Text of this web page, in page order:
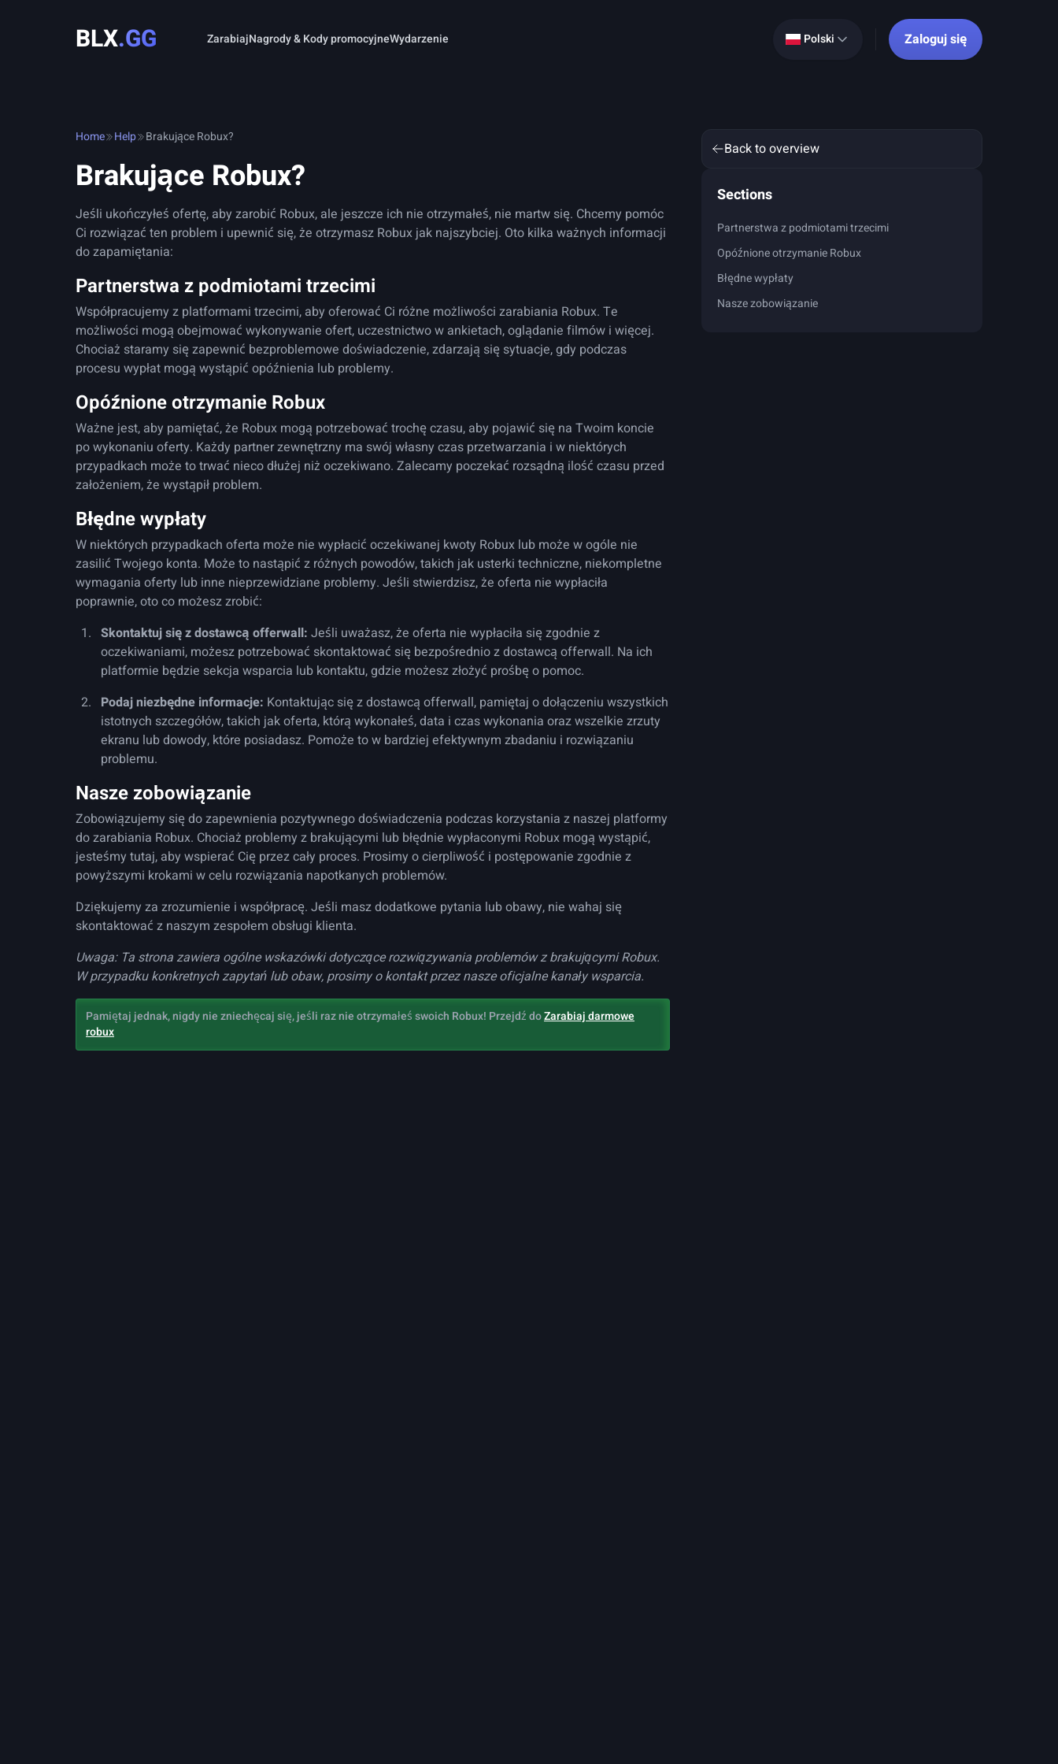
BLX.GG ZarabiajNagrody & Kody promocyjneWydarzenie Polski Zaloguj się
Home Help Brakujące Robux?
Brakujące Robux?
Jeśli ukończyłeś ofertę, aby zarobić Robux, ale jeszcze ich nie otrzymałeś, nie martw się. Chcemy pomóc
Ci rozwiązać ten problem i upewnić się, że otrzymasz Robux jak najszybciej. Oto kilka ważnych informacji
do zapamiętania:
Partnerstwa z podmiotami trzecimi
Współpracujemy z platformami trzecimi, aby oferować Ci różne możliwości zarabiania Robux. Te
możliwości mogą obejmować wykonywanie ofert, uczestnictwo w ankietach, oglądanie filmów i więcej.
Chociaż staramy się zapewnić bezproblemowe doświadczenie, zdarzają się sytuacje, gdy podczas
procesu wypłat mogą wystąpić opóźnienia lub problemy.
Opóźnione otrzymanie Robux
Ważne jest, aby pamiętać, że Robux mogą potrzebować trochę czasu, aby pojawić się na Twoim koncie
po wykonaniu oferty. Każdy partner zewnętrzny ma swój własny czas przetwarzania i w niektórych
przypadkach może to trwać nieco dłużej niż oczekiwano. Zalecamy poczekać rozsądną ilość czasu przed
założeniem, że wystąpił problem.
Błędne wypłaty
W niektórych przypadkach oferta może nie wypłacić oczekiwanej kwoty Robux lub może w ogóle nie
zasilić Twojego konta. Może to nastąpić z różnych powodów, takich jak usterki techniczne, niekompletne
wymagania oferty lub inne nieprzewidziane problemy. Jeśli stwierdzisz, że oferta nie wypłaciła
poprawnie, oto co możesz zrobić:
Skontaktuj się z dostawcą offerwall: Jeśli uważasz, że oferta nie wypłaciła się zgodnie z
oczekiwaniami, możesz potrzebować skontaktować się bezpośrednio z dostawcą offerwall. Na ich
platformie będzie sekcja wsparcia lub kontaktu, gdzie możesz złożyć prośbę o pomoc.
Podaj niezbędne informacje: Kontaktując się z dostawcą offerwall, pamiętaj o dołączeniu wszystkich
istotnych szczegółów, takich jak oferta, którą wykonałeś, data i czas wykonania oraz wszelkie zrzuty
ekranu lub dowody, które posiadasz. Pomoże to w bardziej efektywnym zbadaniu i rozwiązaniu
problemu.
Nasze zobowiązanie
Zobowiązujemy się do zapewnienia pozytywnego doświadczenia podczas korzystania z naszej platformy
do zarabiania Robux. Chociaż problemy z brakującymi lub błędnie wypłaconymi Robux mogą wystąpić,
jesteśmy tutaj, aby wspierać Cię przez cały proces. Prosimy o cierpliwość i postępowanie zgodnie z
powyższymi krokami w celu rozwiązania napotkanych problemów.
Dziękujemy za zrozumienie i współpracę. Jeśli masz dodatkowe pytania lub obawy, nie wahaj się
skontaktować z naszym zespołem obsługi klienta.
Uwaga: Ta strona zawiera ogólne wskazówki dotyczące rozwiązywania problemów z brakującymi Robux.
W przypadku konkretnych zapytań lub obaw, prosimy o kontakt przez nasze oficjalne kanały wsparcia.
Pamiętaj jednak, nigdy nie zniechęcaj się, jeśli raz nie otrzymałeś swoich Robux! Przejdź doZarabiaj darmowe
robux
Back to overview
Sections
Partnerstwa z podmiotami trzecimi
Opóźnione otrzymanie Robux
Błędne wypłaty
Nasze zobowiązanie